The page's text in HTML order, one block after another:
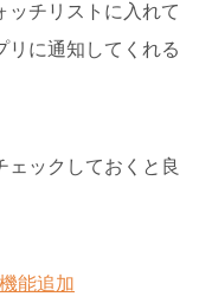
ッチリストに入れて
リに通知してくれる
ェックしておくと良
能追加